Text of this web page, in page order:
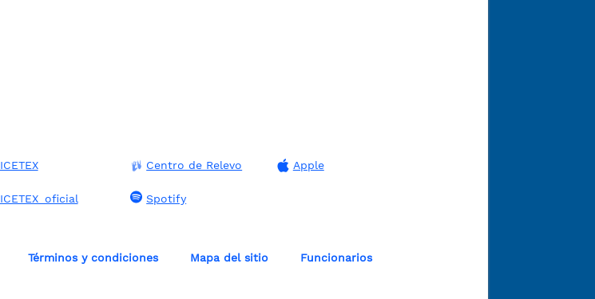
ICETEX
ICETEX_oficial
Centro de Relevo
Spotify
Apple
Términos y condiciones Mapa del sitio Funcionarios